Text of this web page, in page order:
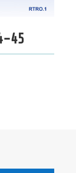
45